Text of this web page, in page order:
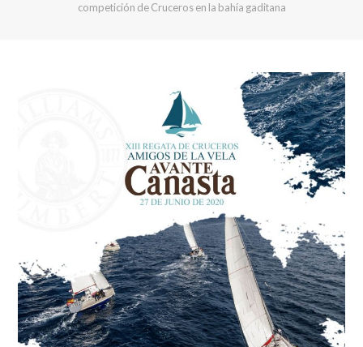
competición de Cruceros en la bahía gaditana